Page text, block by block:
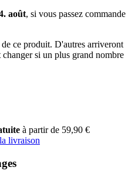
août, si vous passez commande
ce produit. D'autres arriveront
si un plus grand nombre
à partir de 59,90 €
livraison